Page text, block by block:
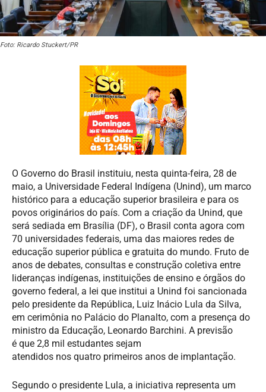
Foto: Ricardo Stuckert/PR
O Governo do Brasil instituiu, nesta quinta-feira, 28 de
maio, a Universidade Federal Indígena (Unind), um marco
histórico para a educação superior brasileira e para os
povos originários do país. Com a criação da Unind, que
será sediada em Brasília (DF), o Brasil conta agora com
70 universidades federais, uma das maiores redes de
educação superior pública e gratuita do mundo. Fruto de
anos de debates, consultas e construção coletiva entre
lideranças indígenas, instituições de ensino e órgãos do
governo federal, a lei que institui a Unind foi sancionada
pelo presidente da República, Luiz Inácio Lula da Silva,
em cerimônia no Palácio do Planalto, com a presença do
ministro da Educação, Leonardo Barchini. A previsão
é que 2,8 mil estudantes sejam
atendidos nos quatro primeiros anos de implantação.
Segundo o presidente Lula, a iniciativa representa um